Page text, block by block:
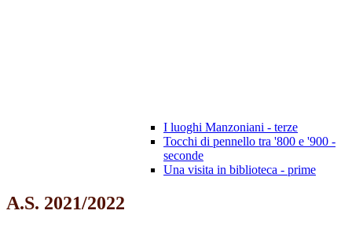
I luoghi Manzoniani - terze
Tocchi di pennello tra '800 e '900 -
seconde
Una visita in biblioteca - prime
A.S. 2021/2022